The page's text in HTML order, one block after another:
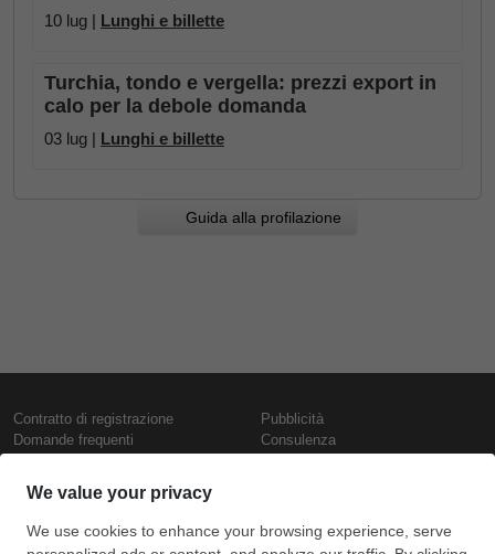
10 lug | Lunghi e billette
Turchia, tondo e vergella: prezzi export in
calo per la debole domanda
03 lug | Lunghi e billette
Guida alla profilazione
Contratto di registrazione
Domande frequenti
Presentazione
Contattaci
Termini di utilizzo
Politica di riservatezza
Pubblicità
Consulenza